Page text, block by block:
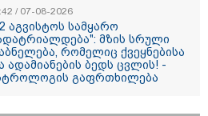
11:42 / 07-08-2026
"12 აგვისტოს
დაბნელება,
და
ასტროლოგის
/ 07-08-2026
აგვისტოს სამყარო
მზის სრული
რომელიც ქვეყნებისა
ადამიანების ბედს ცვლის! -
გაფრთხილება